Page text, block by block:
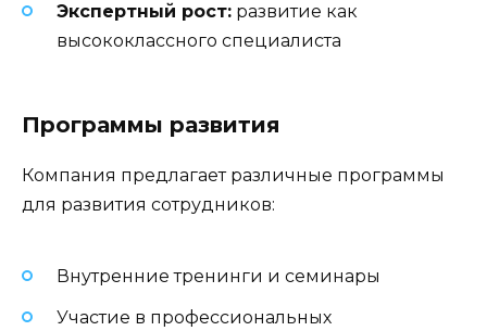
Экспертный рост: развитие как
высококлассного специалиста
Программы развития
Компания предлагает различные программы
для развития сотрудников:
Внутренние тренинги и семинары
Участие в профессиональных